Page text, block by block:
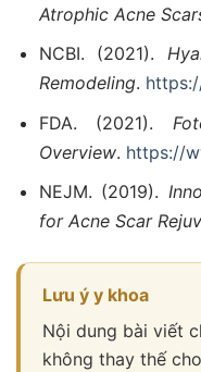
Atrophic Acne
NCBI. (2021).
Remodeling.
FDA. (2021).
Overview. https://
NEJM. (2019).
for Acne Scar
Lưu ý y khoa
Nội dung bài viết
không thay thế